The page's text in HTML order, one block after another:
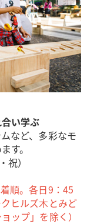
い学ぶ
など、多彩なモ
す。
）
順。各日9：45
ヒルズ木とみど
ップ」を除く）